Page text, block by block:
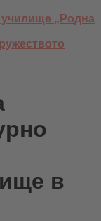
училище „Родна
в